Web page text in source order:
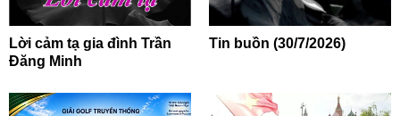
Lời cảm tạ gia đình Trần
Đăng Minh
Tin buồn (30/7/2026)